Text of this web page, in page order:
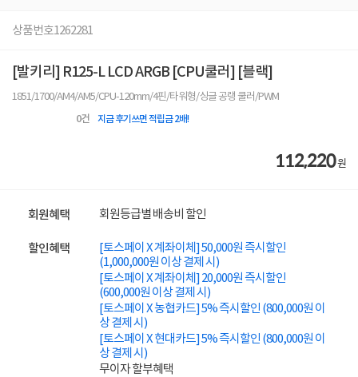
상품번호1262281
[발키리] R125-L LCD ARGB [CPU쿨러] [블랙]
1851/1700/AM4/AM5/CPU-120mm/4핀/타워형/싱글 공랭 쿨러/PWM
0건 지금 후기쓰면 적립금 2배!
112,220원
회원혜택 회원등급별 배송비 할인
할인혜택
[토스페이 X 계좌이체] 50,000원 즉시할인
(1,000,000원 이상 결제 시)
[토스페이 X 계좌이체] 20,000원 즉시할인
(600,000원 이상 결제 시)
[토스페이 X 농협카드] 5% 즉시할인 (800,000원 이
상 결제 시)
[토스페이 X 현대카드] 5% 즉시할인 (800,000원 이
상 결제 시)
무이자 할부혜택